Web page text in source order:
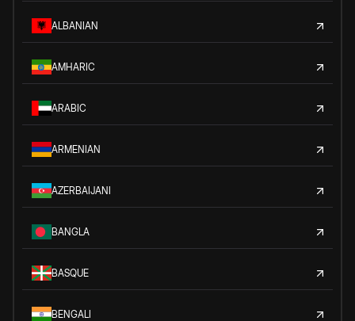
ALBANIAN
AMHARIC
ARABIC
ARMENIAN
AZERBAIJANI
BANGLA
BASQUE
BENGALI